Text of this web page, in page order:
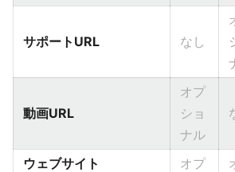
サポートURL なし
動画URL
オプ
ショ
ナル
ウェブサイト
オプ